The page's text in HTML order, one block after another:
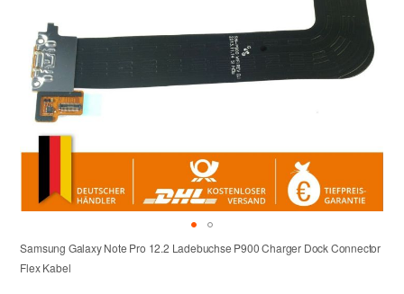
Samsung Galaxy Note Pro 12.2 Ladebuchse P900 Charger Dock Connector
Flex Kabel